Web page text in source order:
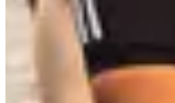
Samedi 7 septembre 2024
Running au féminin : les
Prévention, adaptations aux différents